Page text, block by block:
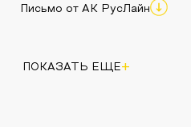
Письмо от АК РусЛайн
ПОКАЗАТЬ ЕЩЕ+